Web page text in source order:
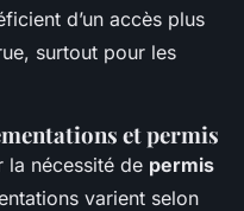
d’un accès plus
surtout pour les
et permis
la nécessité de permis
varient selon